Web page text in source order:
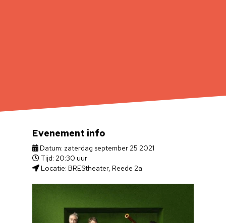
Evenement info
Datum: zaterdag september 25 2021
Tijd: 20:30 uur
Locatie: BREStheater, Reede 2a